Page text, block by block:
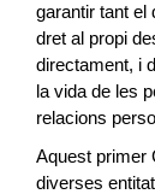
garantir tant el
dret al propi
directament, i
la vida de les
relacions
Aquest primer
diverses